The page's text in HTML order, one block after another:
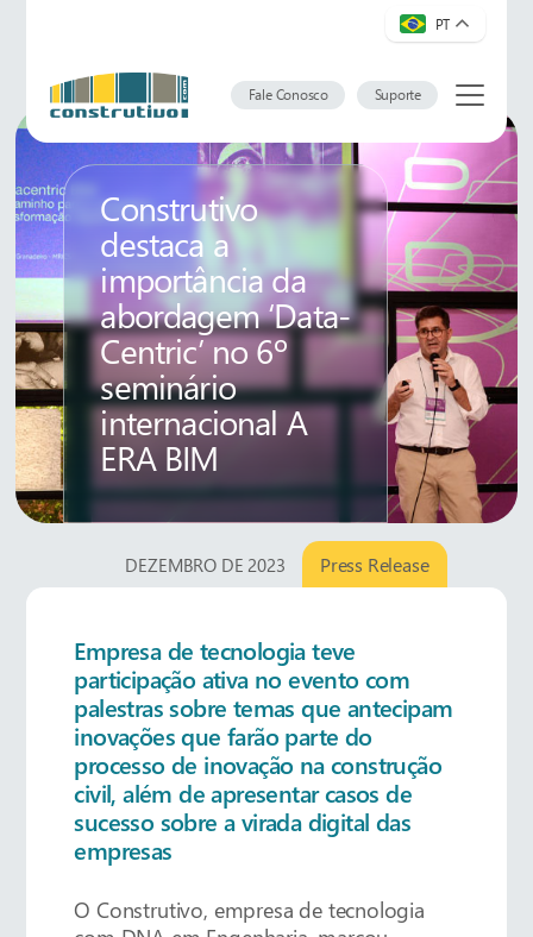
PT
Fale Conosco Suporte
Construtivo
destaca a
importância da
abordagem ‘Data-
Centric’ no 6º
seminário
internacional A
ERA BIM
DEZEMBRO DE 2023 Press Release
Empresa de tecnologia teve
participação ativa no evento com
palestras sobre temas que antecipam
inovações que farão parte do
processo de inovação na construção
civil, além de apresentar casos de
sucesso sobre a virada digital das
empresas
O Construtivo, empresa de tecnologia